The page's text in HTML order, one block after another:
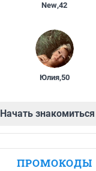
New,42
Юлия,50
Начать знакомиться
ПРОМОКОДЫ